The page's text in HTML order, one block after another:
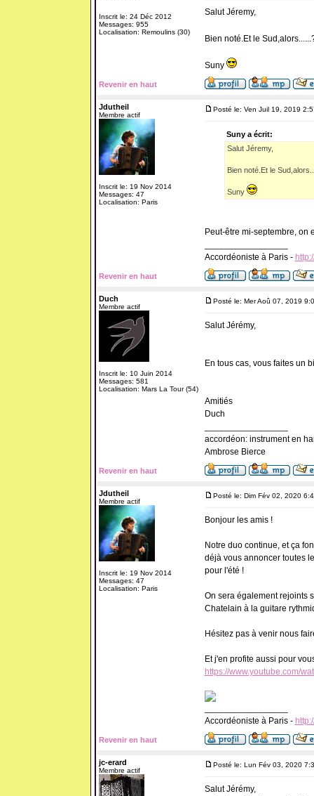
Inscrit le: 24 Déc 2012
Messages: 955
Localisation: Remoulins (30)
Salut Jéremy,
Bien noté.Et le
Suny
Revenir en haut
Jdutheil
Membre actif
Inscrit le: 19 Nov 2014
Messages: 47
Localisation: Paris
Posté le: Ven Juil 19, 2019
Suny a écrit:
Salut Jéremy,
Bien noté.Et le
Suny
Peut-être mi-septembre, on
Accordéoniste à Paris -
Revenir en haut
Duch
Membre actif
Inscrit le: 10 Juin 2014
Messages: 581
Localisation: Mars La Tour (54)
Posté le: Mer Aoû 07, 2019
Salut Jérémy,
En tous cas, vous faites un
Amitiés
Duch
accordéon: instrument en
Ambrose Bierce
Revenir en haut
Jdutheil
Membre actif
Inscrit le: 19 Nov 2014
Messages: 47
Localisation: Paris
Posté le: Dim Fév 02, 2020
Bonjour les amis !
Notre duo continue, et ça
déjà vous annoncer toutes
pour l'été !
On sera également rejoints
Chatelain à la guitare
Hésitez pas à venir nous
Et j'en profite aussi pour
https://www.youtube.com/
Accordéoniste à Paris -
Revenir en haut
jc-erard
Membre actif
Posté le: Lun Fév 03, 2020
Salut Jérémy,